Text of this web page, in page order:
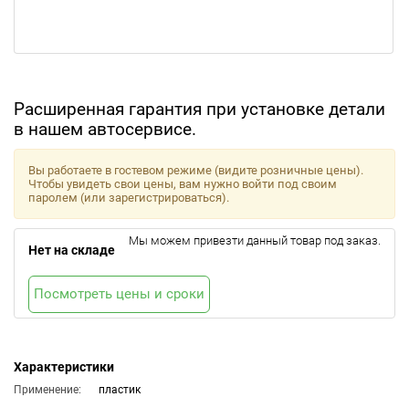
Расширенная гарантия при установке детали
в нашем автосервисе.
Характеристики
Применение:
пластик
Вы работаете в гостевом режиме (видите розничные цены).
Чтобы увидеть свои цены, вам нужно войти под своим
паролем (или зарегистрироваться).
Нет на складе
Мы можем привезти данный товар под заказ.
Посмотреть цены и сроки